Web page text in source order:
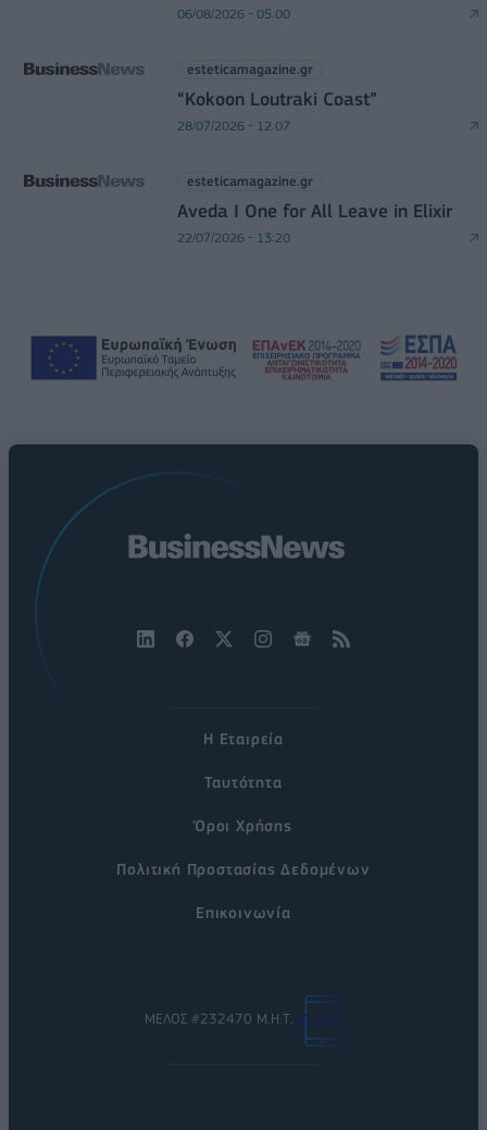
06/08/2026 - 05:00
esteticamagazine.gr
“Kokoon Loutraki Coast”
28/07/2026 - 12:07
esteticamagazine.gr
Aveda I One for All Leave in Elixir
22/07/2026 - 13:20
Η Εταιρεία
Ταυτότητα
Όροι Χρήσης
Πολιτική Προστασίας Δεδομένων
Επικοινωνία
ΜΕΛΟΣ #232470 Μ.Η.Τ.